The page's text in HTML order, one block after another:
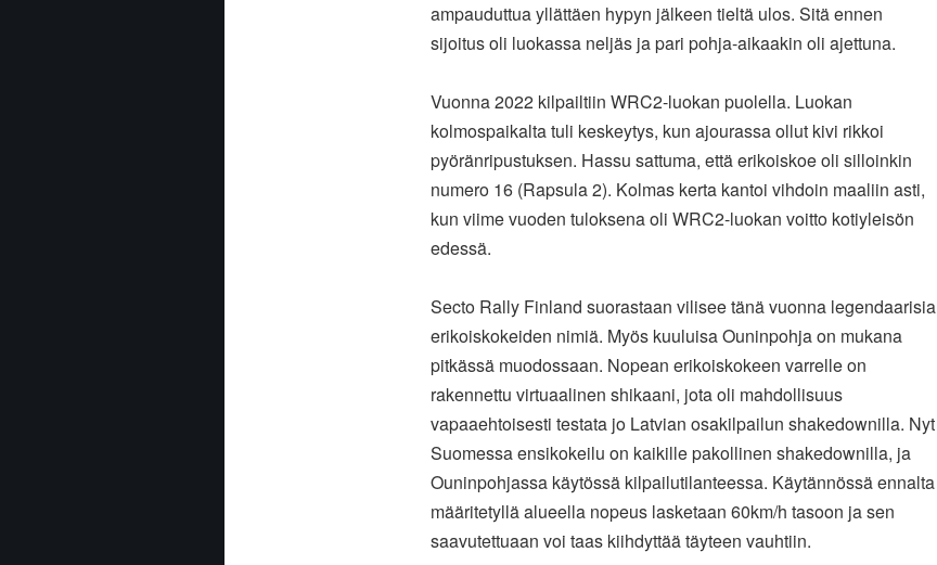
ampauduttua yllättäen hypyn jälkeen tieltä ulos. Sitä ennen
sijoitus oli luokassa neljäs ja pari pohja-aikaakin oli ajettuna.
Vuonna 2022 kilpailtiin WRC2-luokan puolella. Luokan
kolmospaikalta tuli keskeytys, kun ajourassa ollut kivi rikkoi
pyöränripustuksen. Hassu sattuma, että erikoiskoe oli silloinkin
numero 16 (Rapsula 2). Kolmas kerta kantoi vihdoin maaliin asti,
kun viime vuoden tuloksena oli WRC2-luokan voitto kotiyleisön
edessä.
Secto Rally Finland suorastaan vilisee tänä vuonna legendaarisia
erikoiskokeiden nimiä. Myös kuuluisa Ouninpohja on mukana
pitkässä muodossaan. Nopean erikoiskokeen varrelle on
rakennettu virtuaalinen shikaani, jota oli mahdollisuus
vapaaehtoisesti testata jo Latvian osakilpailun shakedownilla. Nyt
Suomessa ensikokeilu on kaikille pakollinen shakedownilla, ja
Ouninpohjassa käytössä kilpailutilanteessa. Käytännössä ennalta
määritetyllä alueella nopeus lasketaan 60km/h tasoon ja sen
saavutettuaan voi taas kiihdyttää täyteen vauhtiin.